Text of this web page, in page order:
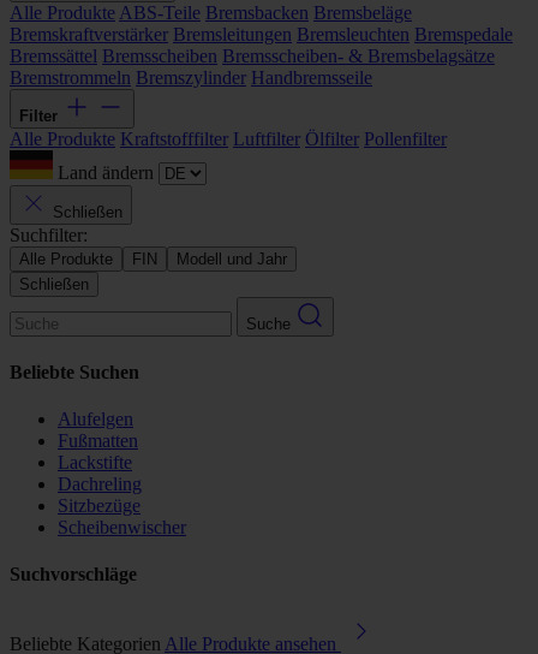
Alle Produkte ABS-Teile Bremsbacken Bremsbeläge
Bremskraftverstärker Bremsleitungen Bremsleuchten Bremspedale
Bremssättel Bremsscheiben Bremsscheiben- & Bremsbelagsätze
Bremstrommeln Bremszylinder Handbremsseile
Filter
Alle Produkte Kraftstofffilter Luftfilter Ölfilter Pollenfilter
Land ändern
Schließen
Suchfilter:
Alle Produkte FIN
Modell und Jahr
Schließen
Suche
Beliebte Suchen
Alufelgen
Fußmatten
Lackstifte
Dachreling
Sitzbezüge
Scheibenwischer
Suchvorschläge
Beliebte Kategorien Alle Produkte ansehen